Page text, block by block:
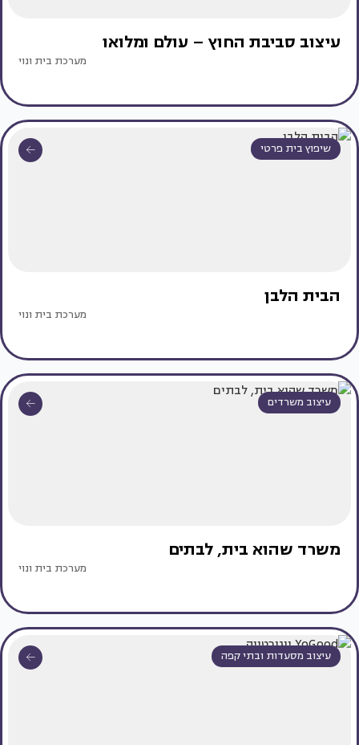
עיצוב סביבת החוץ – עולם ומלואו
מערכת בית ונוי
שיפוץ בית פרטי
הבית הלבן
מערכת בית ונוי
עיצוב משרדים
משרד שהוא בית, לבתים
מערכת בית ונוי
עיצוב מסעדות ובתי קפה